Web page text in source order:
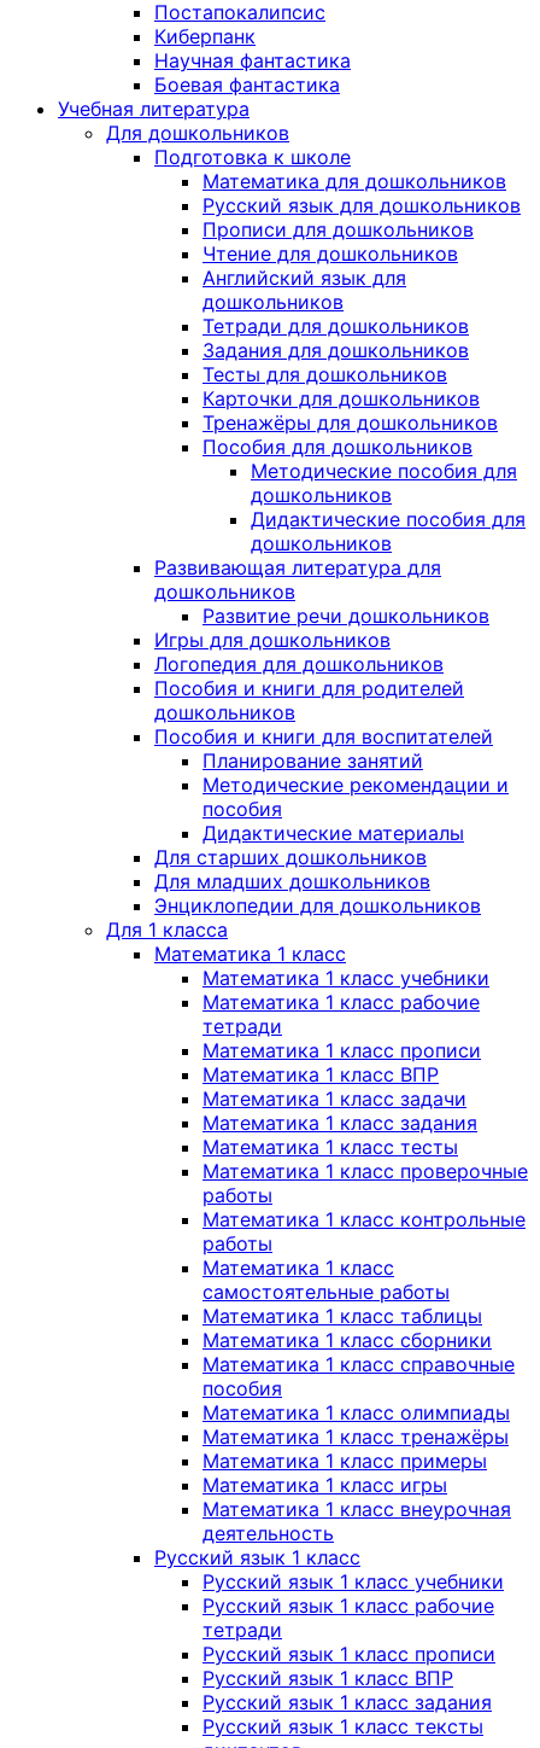
Постапокалипсис
Киберпанк
Научная фантастика
Боевая фантастика
Учебная литература
Для дошкольников
Подготовка к школе
Математика для дошкольников
Русский язык для дошкольников
Прописи для дошкольников
Чтение для дошкольников
Английский язык для
дошкольников
Тетради для дошкольников
Задания для дошкольников
Тесты для дошкольников
Карточки для дошкольников
Тренажёры для дошкольников
Пособия для дошкольников
Методические пособия для
дошкольников
Дидактические пособия для
дошкольников
Развивающая литература для
дошкольников
Развитие речи дошкольников
Игры для дошкольников
Логопедия для дошкольников
Пособия и книги для родителей
дошкольников
Пособия и книги для воспитателей
Планирование занятий
Методические рекомендации и
пособия
Дидактические материалы
Для старших дошкольников
Для младших дошкольников
Энциклопедии для дошкольников
Для 1 класса
Математика 1 класс
Математика 1 класс учебники
Математика 1 класс рабочие
тетради
Математика 1 класс прописи
Математика 1 класс ВПР
Математика 1 класс задачи
Математика 1 класс задания
Математика 1 класс тесты
Математика 1 класс проверочные
работы
Математика 1 класс контрольные
работы
Математика 1 класс
самостоятельные работы
Математика 1 класс таблицы
Математика 1 класс сборники
Математика 1 класс справочные
пособия
Математика 1 класс олимпиады
Математика 1 класс тренажёры
Математика 1 класс примеры
Математика 1 класс игры
Математика 1 класс внеурочная
деятельность
Русский язык 1 класс
Русский язык 1 класс учебники
Русский язык 1 класс рабочие
тетради
Русский язык 1 класс прописи
Русский язык 1 класс ВПР
Русский язык 1 класс задания
Русский язык 1 класс тексты